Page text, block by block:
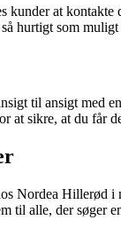
kunder at
hurtigt som
til ansigt med
at sikre, at du får
Nordea Hillerød i
til alle, der søger